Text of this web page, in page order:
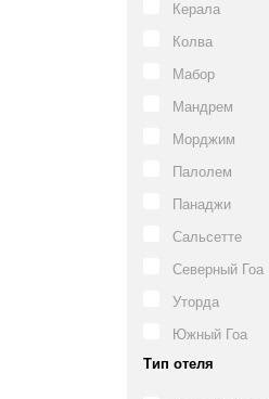
Керала
Колва
Мабор
Мандрем
Морджим
Палолем
Панаджи
Сальсетте
Северный Гоа
Уторда
Южный Гоа
Тип отеля